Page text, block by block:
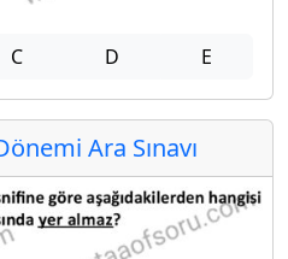
C D E
Ara Sınavı